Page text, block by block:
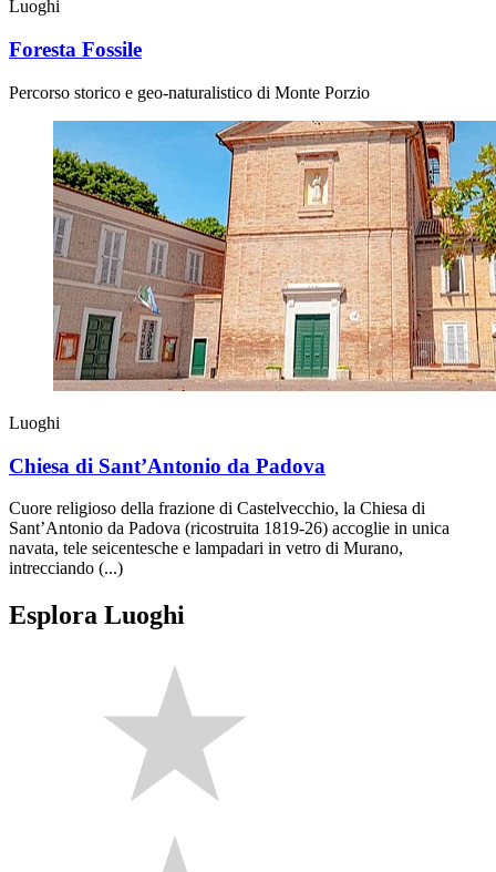
Luoghi
Foresta Fossile
Percorso storico e geo-naturalistico di Monte Porzio
Luoghi
Chiesa di Sant’Antonio da Padova
Cuore religioso della frazione di Castelvecchio, la Chiesa di
Sant’Antonio da Padova (ricostruita 1819-26) accoglie in unica
navata, tele seicentesche e lampadari in vetro di Murano,
intrecciando (...)
Esplora Luoghi